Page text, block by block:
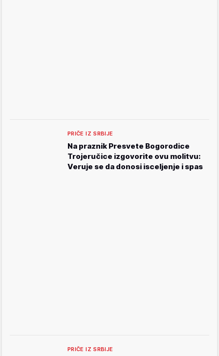
PRIČE IZ SRBIJE
Na praznik Presvete Bogorodice
Trojeručice izgovorite ovu molitvu:
Veruje se da donosi isceljenje i spas
PRIČE IZ SRBIJE